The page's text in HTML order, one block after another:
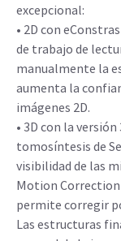
SUPERIORIDAD
Calidad de
alta
Nuestros equipos
soluciones
excepcional:
• 2D con
de trabajo de